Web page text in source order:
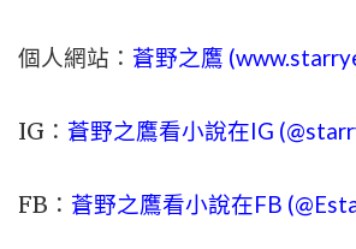
個人網站： 蒼野之鷹 (www.
IG： 蒼野之鷹看小說在IG
FB： 蒼野之鷹看小說在FB